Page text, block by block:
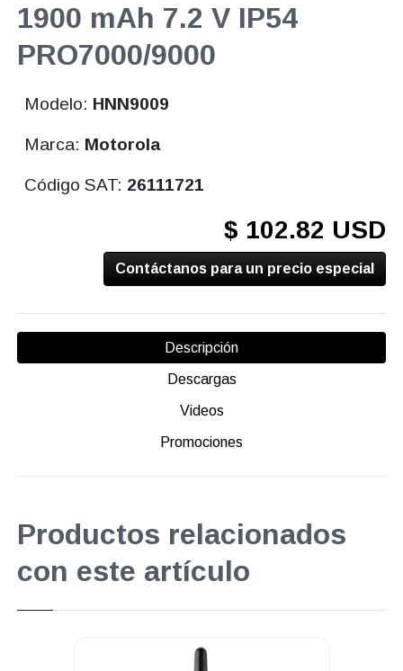
1900 mAh 7.2 V IP54
PRO7000/9000
Modelo: HNN9009
Marca: Motorola
Código SAT: 26111721
$ 102.82 USD
Contáctanos para un precio especial
Descripción
Descargas
Videos
Promociones
Productos relacionados
con este artículo